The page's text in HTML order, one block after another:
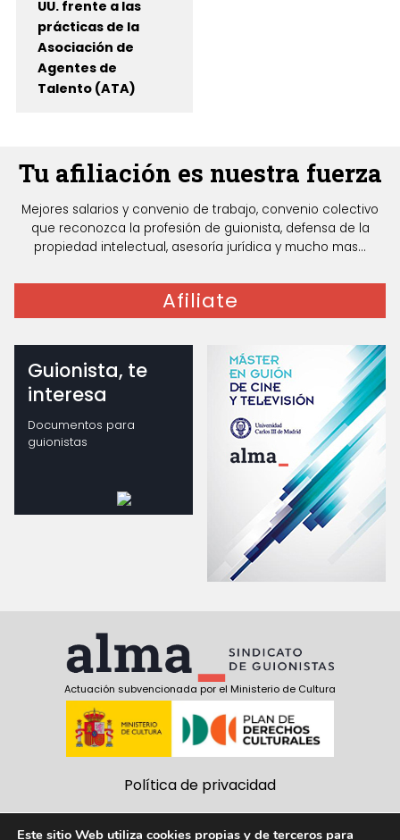
UU. frente a las
prácticas de la
Asociación de
Agentes de
Talento (ATA)
Tu afiliación es nuestra fuerza
Mejores salarios y convenio de trabajo, convenio colectivo
que reconozca la profesión de guionista, defensa de la
propiedad intelectual, asesoría jurídica y mucho mas...
Afiliate
Guionista, te
interesa
Documentos para
guionistas
Actuación subvencionada por el Ministerio de Cultura
Política de privacidad
Este sitio Web utiliza cookies propias y de terceros para